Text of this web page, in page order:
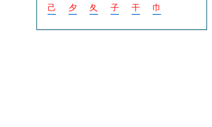
己 夕 夂 子 干 巾